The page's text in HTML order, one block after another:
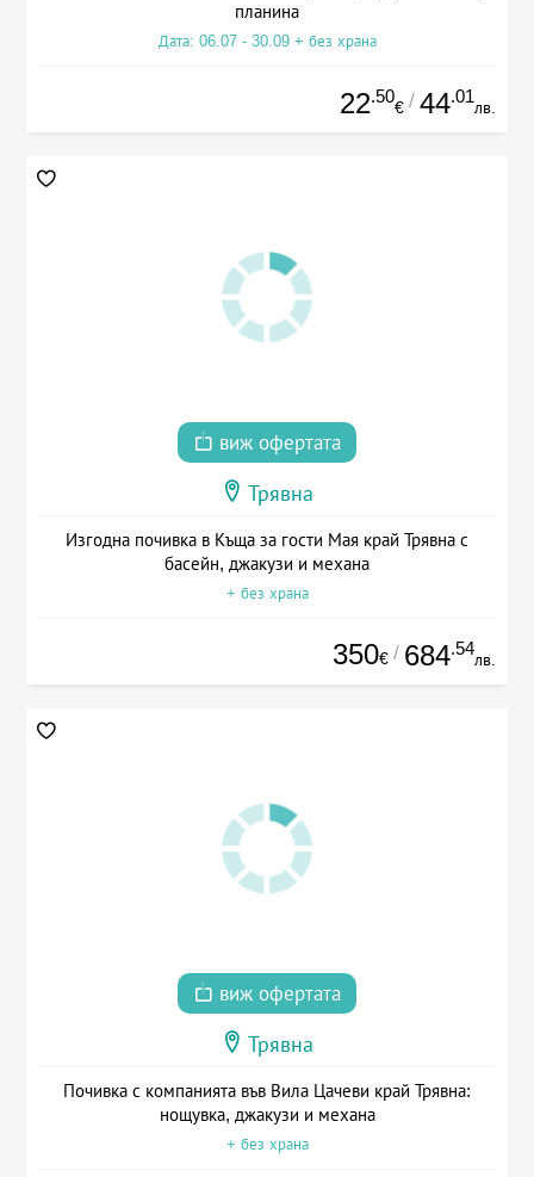
планина
Дата: 06.07 - 30.09 + без храна
22.50
€ / 44.01
лв.
виж офертата
Трявна
Изгодна почивка в Къща за гости Мая край Трявна с
басейн, джакузи и механа
+ без храна
350€ / 684.54
лв.
виж офертата
Трявна
Почивка с компанията във Вила Цачеви край Трявна:
нощувка, джакузи и механа
+ без храна